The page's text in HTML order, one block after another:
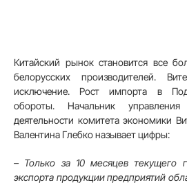
Китайский рынок становится все
белорусских производителей.
исключение. Рост импорта в
обороты. Начальник управления
деятельности комитета экономики
Валентина Глебко называет цифры:
– Только за 10 месяцев текущего
экспорта продукции предприятий